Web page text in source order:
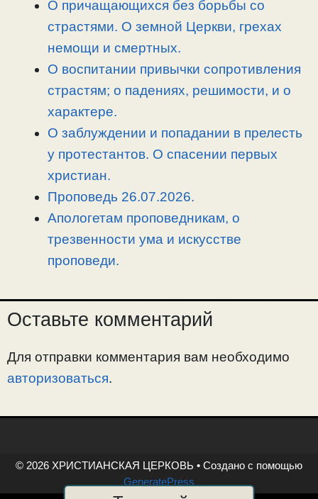
О причащающихся без борьбы со
страстями. О земной Церкви, грехах
немощи и смертных.
О воспитании привычки сопротивления
страстям; о падениях, решимости, и о
характере.
О заблуждении и попадании в прелесть
у протестантов. О спасении первых
христиан.
Проповедь 26.07.2026.
Апологетам проповедникам, о
трезвенности ума и искусстве
проповеди.
Оставьте комментарий
Для отправки комментария вам необходимо
авторизоваться.
© 2026 ХРИСТИАНСКАЯ ЦЕРКОВЬ • Создано с помощью
GeneratePress